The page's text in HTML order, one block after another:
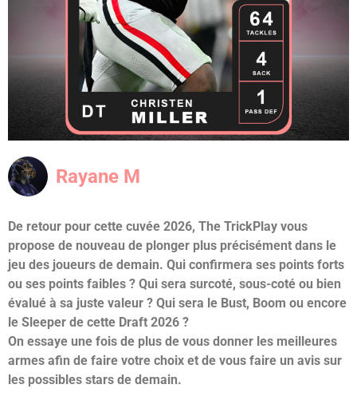
Rayane M
De retour pour cette cuvée 2026, The TrickPlay vous
propose de nouveau de plonger plus précisément dans le
jeu des joueurs de demain. Qui confirmera ses points forts
ou ses points faibles ? Qui sera surcoté, sous-coté ou bien
évalué à sa juste valeur ? Qui sera le Bust, Boom ou encore
le Sleeper de cette Draft 2026 ?
On essaye une fois de plus de vous donner les meilleures
armes afin de faire votre choix et de vous faire un avis sur
les possibles stars de demain.